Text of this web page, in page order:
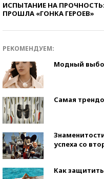
ИСПЫТАНИЕ НА
ПРОШЛА «ГОНКА ГЕРОЕВ»
РЕКОМЕНДУЕМ:
Модный
Самая
успеха со
Как